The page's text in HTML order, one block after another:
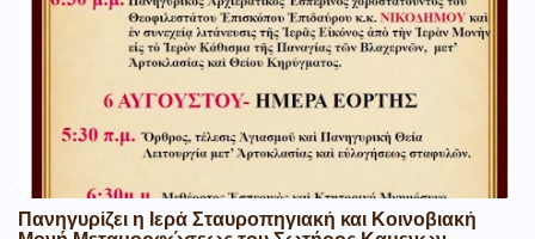
Πανηγυρίζει η Ιερά Σταυροπηγιακή και Κοινοβιακή